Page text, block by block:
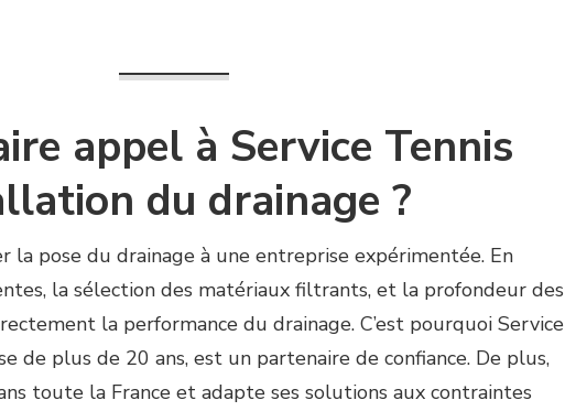
appel à Service Tennis
du drainage ?
la pose du drainage à une entreprise expérimentée. En
la sélection des matériaux filtrants, et la profondeur des
la performance du drainage. C’est pourquoi Service
de plus de 20 ans, est un partenaire de confiance. De plus,
toute la France et adapte ses solutions aux contraintes